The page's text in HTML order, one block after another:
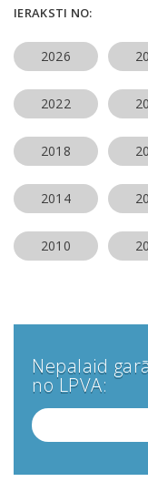
IERAKSTI NO:
2026
2022
2018
2014
2010
Nepalaid
no LPVA: